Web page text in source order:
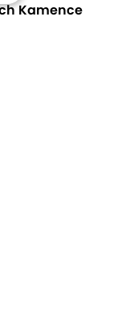
Kamence